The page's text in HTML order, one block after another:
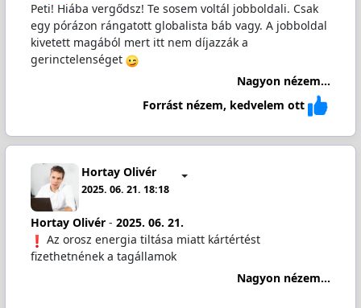
Peti! Hiába vergődsz! Te sosem voltál jobboldali. Csak
egy pórázon rángatott globalista báb vagy. A jobboldal
kivetett magából mert itt nem díjazzák a
gerinctelenséget
Nagyon nézem...
Forrást nézem, kedvelem ott
Hortay Olivér
2025. 06. 21. 18:18
Hortay Olivér- 2025. 06. 21.
Az orosz energia tiltása miatt kártértést
fizethetnének a tagállamok
Nagyon nézem...